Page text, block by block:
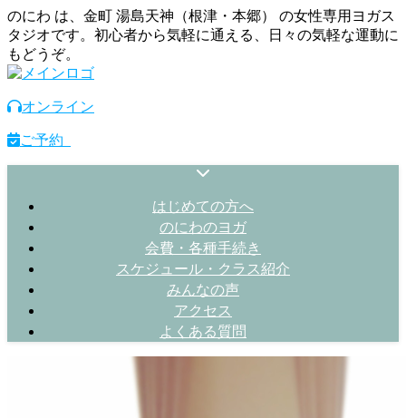
のにわ は、金町 湯島天神（根津・本郷） の女性専用ヨガス
タジオです。初心者から気軽に通える、日々の気軽な運動に
もどうぞ。
オンライン
ご予約
はじめての方へ
のにわのヨガ
会費・各種手続き
スケジュール・クラス紹介
みんなの声
アクセス
よくある質問